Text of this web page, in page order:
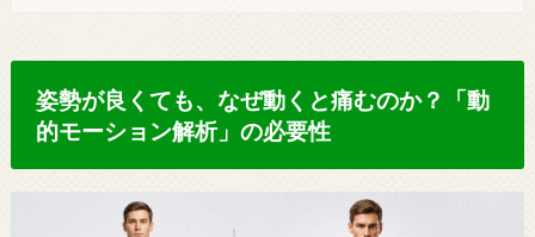
姿勢が良くても、なぜ動くと痛むのか？「動
的モーション解析」の必要性